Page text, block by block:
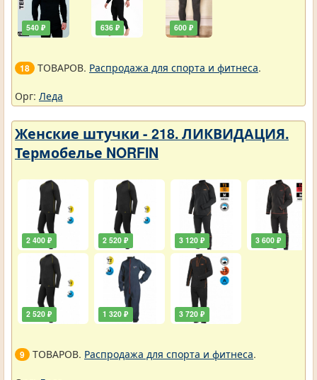
540 ₽ 636 ₽ 600 ₽
18 ТОВАРОВ. Распродажа для спорта и фитнеса.
Орг: Леда
Женские штучки - 218. ЛИКВИДАЦИЯ.
Термобелье NORFIN
2 400 ₽
2 520 ₽
2 520 ₽
1 320 ₽
3 120 ₽
3 720 ₽
3 600 ₽
9 ТОВАРОВ. Распродажа для спорта и фитнеса.